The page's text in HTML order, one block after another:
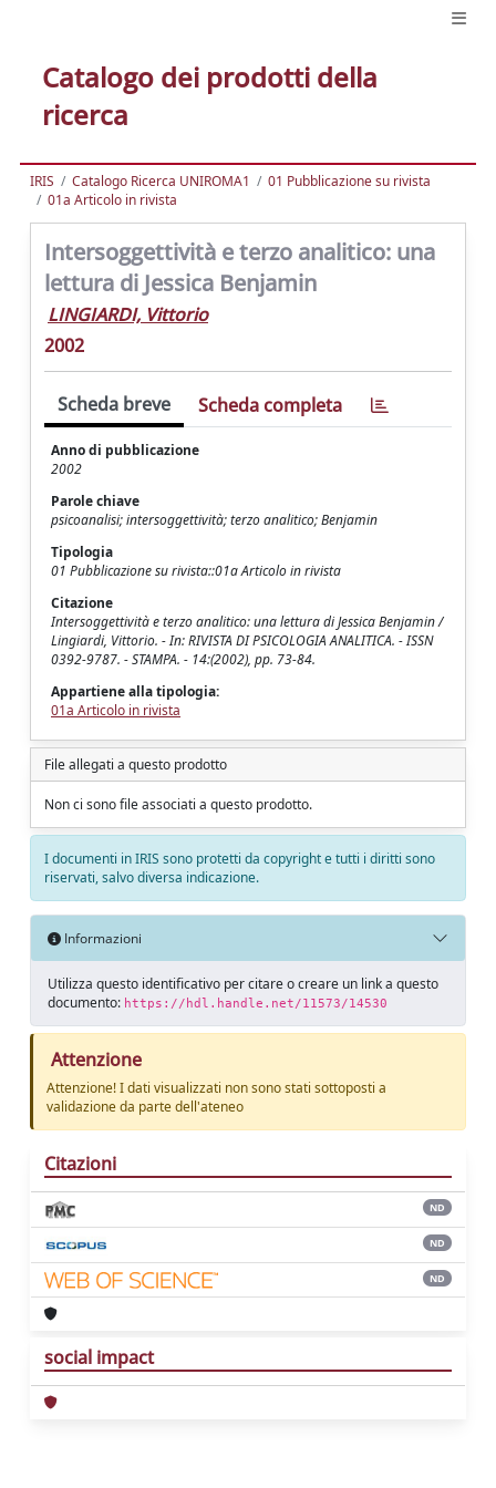
Catalogo dei prodotti della
ricerca
IRIS Catalogo Ricerca UNIROMA1
01 Pubblicazione su rivista
01a Articolo in rivista
Intersoggettività e terzo analitico: una
lettura di Jessica Benjamin
LINGIARDI, Vittorio
2002
Scheda breve Scheda completa
Anno di pubblicazione
2002
Parole chiave
psicoanalisi; intersoggettività; terzo analitico; Benjamin
Tipologia
01 Pubblicazione su rivista::01a Articolo in rivista
Citazione
Intersoggettività e terzo analitico: una lettura di Jessica Benjamin /
Lingiardi, Vittorio. - In: RIVISTA DI PSICOLOGIA ANALITICA. - ISSN
0392-9787. - STAMPA. - 14:(2002), pp. 73-84.
Appartiene alla tipologia:
01a Articolo in rivista
File allegati a questo prodotto
Non ci sono file associati a questo prodotto.
I documenti in IRIS sono protetti da copyright e tutti i diritti sono
riservati, salvo diversa indicazione.
Informazioni
Utilizza questo identificativo per citare o creare un link a questo
documento: https://hdl.handle.net/11573/14530
Attenzione
Attenzione! I dati visualizzati non sono stati sottoposti a
validazione da parte dell'ateneo
Citazioni
ND
ND
ND
social impact